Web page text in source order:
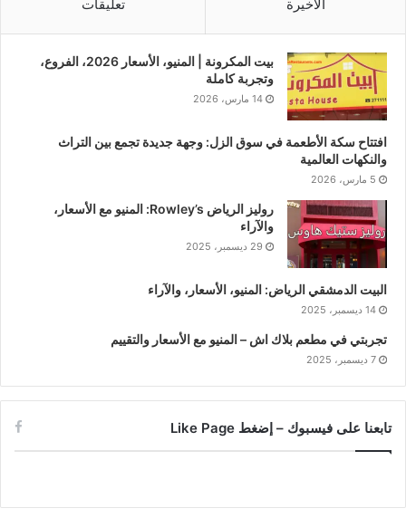
الأخيرة تعليقات
بيت المكرونة | المنيو، الأسعار 2026، الفروع،
وتجربة كاملة
14 مارس، 2026
افتتاح سكة الأطعمة في سوق الزل: وجهة جديدة تجمع بين التراث
والنكهات العالمية
5 مارس، 2026
روليز الرياض Rowley’s: المنيو مع الأسعار،
والآراء
29 ديسمبر، 2025
البيت الدمشقي الرياض: المنيو، الأسعار، والآراء
14 ديسمبر، 2025
تجربتي في مطعم بلاك اش – المنيو مع الأسعار والتقييم
7 ديسمبر، 2025
تابعنا على فيسبوك – إضغط Like Page